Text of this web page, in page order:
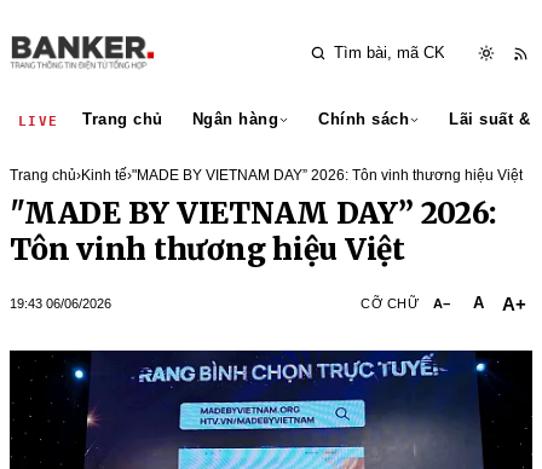
LIVE Trang chủ Ngân hàng Chính sách Lãi suất &
Trang chủ›Kinh tế›"MADE BY VIETNAM DAY” 2026: Tôn vinh thương hiệu Việt
"MADE BY VIETNAM DAY” 2026:
Tôn vinh thương hiệu Việt
19:43 06/06/2026 CỠ CHỮ A− A A+